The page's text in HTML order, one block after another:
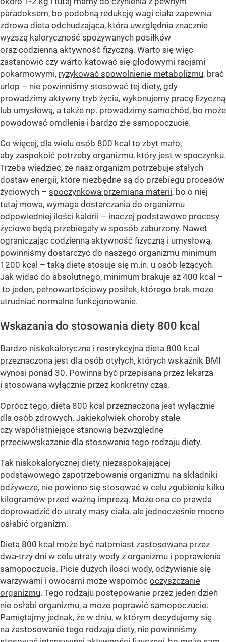
paradoksem, bo podobną redukcję wagi ciała zapewnia
zdrowa dieta odchudzająca, która uwzględnia znacznie
wyższą kaloryczność spożywanych posiłków
oraz codzienną aktywność fizyczną. Warto się więc
zastanowić czy warto katować się głodowymi racjami
pokarmowymi, ryzykować spowolnienie metabolizmu, brać
urlop – nie powinniśmy stosować tej diety, gdy
prowadzimy aktywny tryb życia, wykonujemy pracę fizyczną
lub umysłową, a także np. prowadzimy samochód, bo może
powodować omdlenia i bardzo złe samopoczucie.
Co więcej, dla wielu osób 800 kcal to zbyt mało,
aby zaspokoić potrzeby organizmu, który jest w spoczynku.
Trzeba wiedzieć, że nasz organizm potrzebuje stałych
dostaw energii, które niezbędne są do przebiegu procesów
życiowych – spoczynkowa przemiana materii, bo o niej
tutaj mowa, wymaga dostarczania do organizmu
odpowiedniej ilości kalorii – inaczej podstawowe procesy
życiowe będą przebiegały w sposób zaburzony. Nawet
ograniczając codzienną aktywność fizyczną i umysłową,
powinniśmy dostarczyć do naszego organizmu minimum
1200 kcal – taką dietę stosuje się m.in. u osób leżących.
Jak widać do absolutnego, minimum brakuje aż 400 kcal –
to jeden, pełnowartościowy posiłek, którego brak może
utrudniać normalne funkcjonowanie.
Wskazania do stosowania diety 800 kcal
Bardzo niskokaloryczna i restrykcyjna dieta 800 kcal
przeznaczona jest dla osób otyłych, których wskaźnik BMI
wynosi ponad 30. Powinna być przepisana przez lekarza
i stosowana wyłącznie przez konkretny czas.
Oprócz tego, dieta 800 kcal przeznaczona jest wyłącznie
dla osób zdrowych. Jakiekolwiek choroby stałe
czy współistniejące stanowią bezwzględne
przeciwwskazanie dla stosowania tego rodzaju diety.
Tak niskokalorycznej diety, niezaspokajającej
podstawowego zapotrzebowania organizmu na składniki
odżywcze, nie powinno się stosować w celu zgubienia kilku
kilogramów przed ważną imprezą. Może ona co prawda
doprowadzić do utraty masy ciała, ale jednocześnie mocno
osłabić organizm.
Dieta 800 kcal może być natomiast zastosowana przez
dwa-trzy dni w celu utraty wody z organizmu i poprawienia
samopoczucia. Picie dużych ilości wody, odżywianie się
warzywami i owocami może wspomóc oczyszczanie
organizmu. Tego rodzaju postępowanie przez jeden dzień
nie osłabi organizmu, a może poprawić samopoczucie.
Pamiętajmy jednak, że w dniu, w którym decydujemy się
na zastosowanie tego rodzaju diety, nie powinniśmy